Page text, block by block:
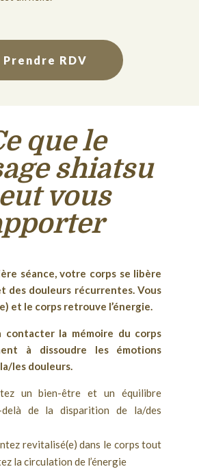
Prendre RDV
que le
shiatsu
vous
séance, votre corps se libère
des douleurs récurrentes. Vous
et le corps retrouve l’énergie.
contacter la mémoire du corps
à dissoudre les émotions
les douleurs.
un bien-être et un équilibre
de la
disparition de la/des
revitalisé(e) dans le corps tout
la circulation de l’énergie